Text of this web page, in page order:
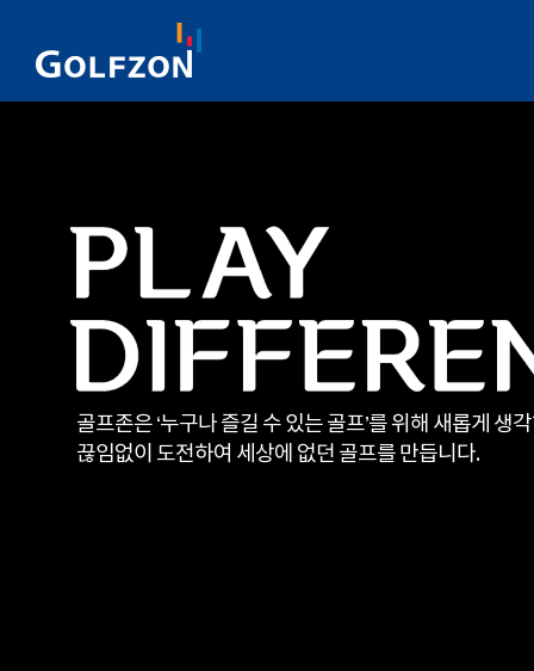
골프존은 ‘누구나 즐길 수 있는 골프’를 위해 새롭게 생
끊임없이 도전하여 세상에 없던 골프를 만듭니다.